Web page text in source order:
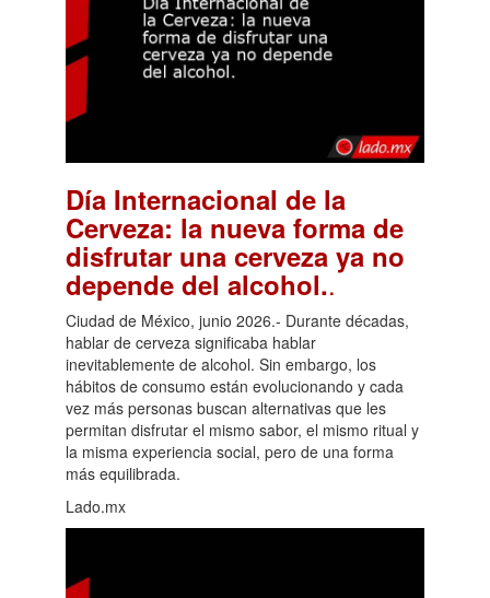
Día Internacional de la
Cerveza: la nueva forma de
disfrutar una cerveza ya no
depende del alcohol..
Ciudad de México, junio 2026.- Durante décadas,
hablar de cerveza significaba hablar
inevitablemente de alcohol. Sin embargo, los
hábitos de consumo están evolucionando y cada
vez más personas buscan alternativas que les
permitan disfrutar el mismo sabor, el mismo ritual y
la misma experiencia social, pero de una forma
más equilibrada.
Lado.mx